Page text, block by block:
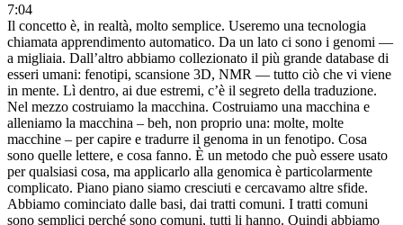
7:04
Il concetto è, in realtà, molto semplice. Useremo una tecnologia
chiamata apprendimento automatico. Da un lato ci sono i genomi —
a migliaia. Dall’altro abbiamo collezionato il più grande database di
esseri umani: fenotipi, scansione 3D, NMR — tutto ciò che vi viene
in mente. Lì dentro, ai due estremi, c’è il segreto della traduzione.
Nel mezzo costruiamo la macchina. Costruiamo una macchina e
alleniamo la macchina – beh, non proprio una: molte, molte
macchine – per capire e tradurre il genoma in un fenotipo. Cosa
sono quelle lettere, e cosa fanno. È un metodo che può essere usato
per qualsiasi cosa, ma applicarlo alla genomica è particolarmente
complicato. Piano piano siamo cresciuti e cercavamo altre sfide.
Abbiamo cominciato dalle basi, dai tratti comuni. I tratti comuni
sono semplici perché sono comuni, tutti li hanno. Quindi abbiamo